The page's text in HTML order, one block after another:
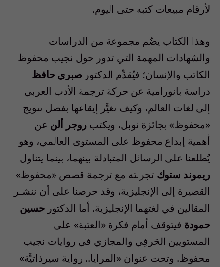
لأرقام مبيعات كتبه حتى اليوم.
وهذا الكتاب يضُم مجموعة من الدراسات
والشهادات المهمة التي تدور حول نجيب محفوظ
الكاتب والإنسان؛ فيُقدِّم الدكتور صبري حافظ
دراسة بانورامية عن حركة ترجمة الأدب العربي
إلى لغات العالم، وكيف تغيَّر إيقاعها بفضل تتويج
«محفوظ» بجائزة نوبل، ويكتب روجر ألن عن
أهمية إبداع محفوظ على المستوى العالمي، وهو
يُطلعنا على الرسائل المتبادلة بينهما، بينما يتناول
ريموند ستوك تجربته مع ترجمة قصص «محفوظ»
القصيرة إلى الإنجليزية، وقد حرصنا على أن ننشـر
المقالين في لغتهما الإنجليزية. أما الدكتور حسين
حمودة فيتوقف أمام فكرة «العتبة» على
المستويين الحَرفِي والمجازي في روايات نجيب
محفوظ. وتحت عنوان «المرايا.. رواية سيرذاتيَّة»